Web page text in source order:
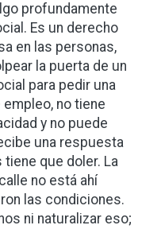
profundamente
Es un derecho
en las personas,
la puerta de un
para pedir una
no tiene
y no puede
una respuesta
tiene que doler. La
no está ahí
las condiciones.
ni naturalizar eso;